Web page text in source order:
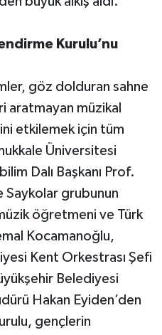
Kurulu’nu
göz dolduran sahne
aratmayan müzikal
etkilemek için tüm
Üniversitesi
Dalı Başkanı Prof.
Saykolar grubunun
öğretmeni ve Türk
Kocamanoğlu,
Kent Orkestrası Şefi
Belediyesi
Hakan Eyiden’den
gençlerin